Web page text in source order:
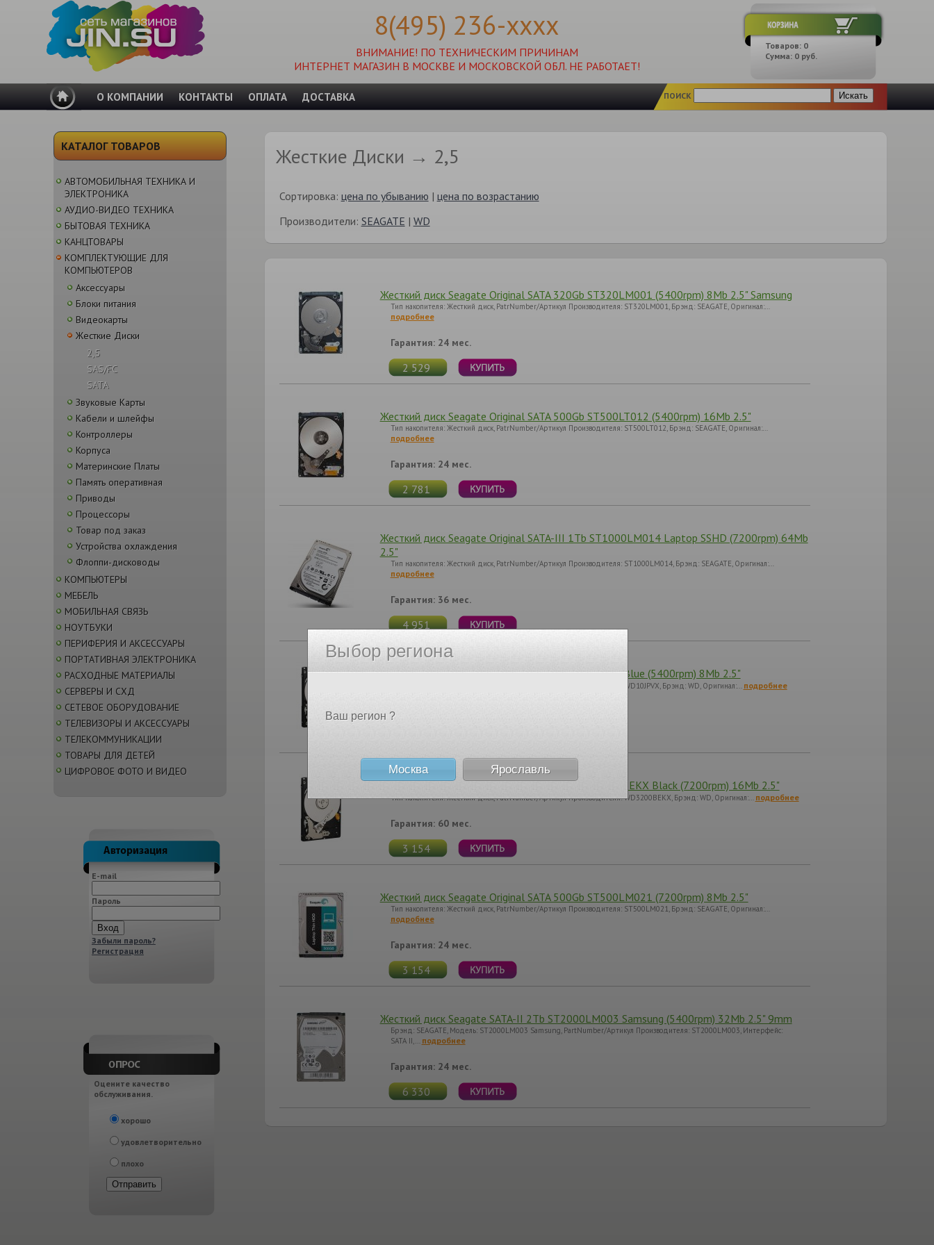
8(495) 236-xxxx
ВНИМАНИЕ! ПО ТЕХНИЧЕСКИМ ПРИЧИНАМ
ИНТЕРНЕТ МАГАЗИН В МОСКВЕ И МОСКОВСКОЙ ОБЛ. НЕ РАБОТАЕТ!
Товаров: 0
Сумма: 0руб.
О КОМПАНИИ КОНТАКТЫ ОПЛАТА ДОСТАВКА ПОИСК
КАТАЛОГ ТОВАРОВ
АВТОМОБИЛЬНАЯ ТЕХНИКА И
ЭЛЕКТРОНИКА
АУДИО-ВИДЕО ТЕХНИКА
БЫТОВАЯ ТЕХНИКА
КАНЦТОВАРЫ
КОМПЛЕКТУЮЩИЕ ДЛЯ
КОМПЬЮТЕРОВ
Аксессуары
Блоки питания
Видеокарты
Жесткие Диски
2,5
SAS/FC
SATA
Звуковые Карты
Кабели и шлейфы
Контроллеры
Корпуса
Материнские Платы
Память оперативная
Приводы
Процессоры
Товар под заказ
Устройства охлаждения
Флоппи-дисководы
КОМПЬЮТЕРЫ
МЕБЕЛЬ
МОБИЛЬНАЯ СВЯЗЬ
НОУТБУКИ
ПЕРИФЕРИЯ И АКСЕССУАРЫ
ПОРТАТИВНАЯ ЭЛЕКТРОНИКА
РАСХОДНЫЕ МАТЕРИАЛЫ
СЕРВЕРЫ И СХД
СЕТЕВОЕ ОБОРУДОВАНИЕ
ТЕЛЕВИЗОРЫ И АКСЕССУАРЫ
ТЕЛЕКОММУНИКАЦИИ
ТОВАРЫ ДЛЯ ДЕТЕЙ
ЦИФРОВОЕ ФОТО И ВИДЕО
E-mail
Пароль
Забыли пароль?
Регистрация
Оцените качество
обслуживания.
хорошо
удовлетворительно
плохо
Жесткие Диски → 2,5
Сортировка: цена по убыванию | цена по возрастанию
Производители: SEAGATE | WD
Жесткий диск Seagate Original SATA 320Gb ST320LM001 (5400rpm) 8Mb 2.5" Samsung
Тип накопителя: Жесткий диск, PatrNumber/Артикул Производителя: ST320LM001, Брэнд: SEAGATE, Оригинал:…
подробнее
Гарантия: 24 мес.
2 529
Жесткий диск Seagate Original SATA 500Gb ST500LT012 (5400rpm) 16Mb 2.5"
Тип накопителя: Жесткий диск, PatrNumber/Артикул Производителя: ST500LT012, Брэнд: SEAGATE, Оригинал:…
подробнее
Гарантия: 24 мес.
2 781
Жесткий диск Seagate Original SATA-III 1Tb ST1000LM014 Laptop SSHD (7200rpm) 64Mb
2.5"
Тип накопителя: Жесткий диск, PatrNumber/Артикул Производителя: ST1000LM014, Брэнд: SEAGATE, Оригинал:…
подробнее
Гарантия: 36 мес.
4 951
Жесткий диск WD Original SATA-III 1Tb WD10JPVX Blue (5400rpm) 8Mb 2.5"
Тип накопителя: Жесткий диск, PatrNumber/Артикул Производителя: WD10JPVX, Брэнд: WD, Оригинал:… подробнее
Гарантия: 24 мес.
Жесткий диск WD Original SATA-III 320Gb WD3200BEKX Black (7200rpm) 16Mb 2.5"
Тип накопителя: Жесткий диск, PatrNumber/Артикул Производителя: WD3200BEKX, Брэнд: WD, Оригинал:… подробнее
Гарантия: 60 мес.
3 154
Жесткий диск Seagate Original SATA 500Gb ST500LM021 (7200rpm) 8Mb 2.5"
Тип накопителя: Жесткий диск, PatrNumber/Артикул Производителя: ST500LM021, Брэнд: SEAGATE, Оригинал:…
подробнее
Гарантия: 24 мес.
3 154
Жесткий диск Seagate SATA-II 2Tb ST2000LM003 Samsung (5400rpm) 32Mb 2.5" 9mm
Брэнд: SEAGATE, Модель: ST2000LM003 Samsung, PartNumber/Артикул Производителя: ST2000LM003, Интерфейс:
SATA II,…
подробнее
Гарантия: 24 мес.
6 330
Выбор региона
Ваш регион ?
Москва Ярославль